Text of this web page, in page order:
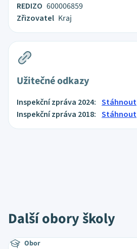
REDIZO 600006859
Zřizovatel Kraj
Užitečné odkazy
Inspekční zpráva 2024: Stáhnout
Inspekční zpráva 2018: Stáhnout
Další obory školy
Obor